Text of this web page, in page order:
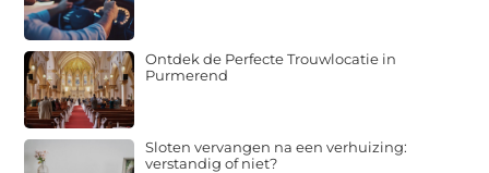
Ontdek de Perfecte Trouwlocatie in
Purmerend
Sloten vervangen na een verhuizing:
verstandig of niet?